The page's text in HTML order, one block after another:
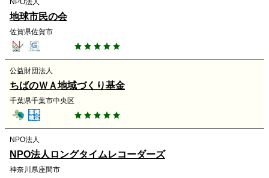
NPO法人
地球市民の会
佐賀県佐賀市
公益財団法人
ちばのＷＡ地域づくり基金
千葉県千葉市中央区
NPO法人
NPO法人ロングタイムレコーダーズ
神奈川県座間市